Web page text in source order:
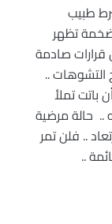
طبيب
ضخمة تظهر
قرارات صادمة
التشوهات ..
باتت تملأ
.. حالة مرضية
.. فلن تمر
..